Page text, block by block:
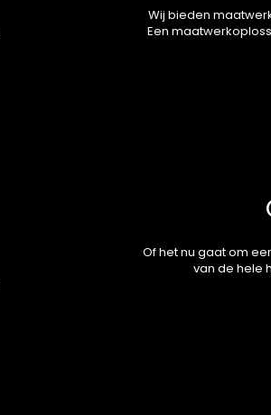
Wij bieden
Een
Of het nu gaat om
van de hele